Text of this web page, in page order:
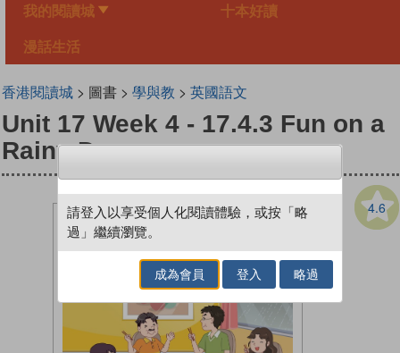
我的閱讀城 十本好讀
漫話生活
香港閱讀城> 圖書 > 學與教 > 英國語文
Unit 17 Week 4 - 17.4.3 Fun on a
Rainy Day
4.6
請登入以享受個人化閱讀體驗，或按「略
過」繼續瀏覽。
成為會員 登入 略過